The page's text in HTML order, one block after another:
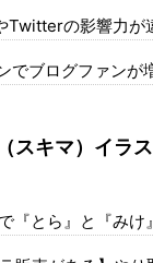
Twitterの影響力が
でブログファンが
スキマ）イラ
『とら』と『みけ